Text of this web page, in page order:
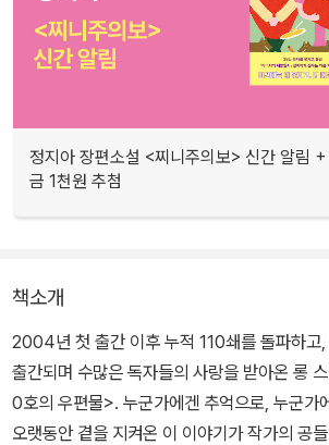
정지아 장편소설 <찌니주의보> 신간 알림 +
금 1천원 추첨
책소개
2004년 첫 출간 이후 누적 110쇄를 돌파하고,
출간되며 수많은 독자들의 사랑을 받아온 롱
0호의 우편물>. 누군가에겐 추억으로, 누군가
오랫동안 곁을 지켜온 이 이야기가 작가의 공